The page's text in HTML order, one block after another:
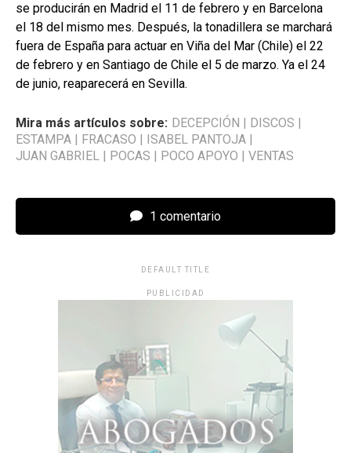
se producirán en Madrid el 11 de febrero y en Barcelona
el 18 del mismo mes. Después, la tonadillera se marchará
fuera de España para actuar en Viña del Mar (Chile) el 22
de febrero y en Santiago de Chile el 5 de marzo. Ya el 24
de junio, reaparecerá en Sevilla.
Mira más artículos sobre: DECEPCIÓN DISCOS
ESTAMPA
FRACASO ISABEL PANTOJA
JUAN GABRIEL
POCAS POCO APOYO VENTAS
1 comentario
DEFAULT TITLE
PUBLICIDAD